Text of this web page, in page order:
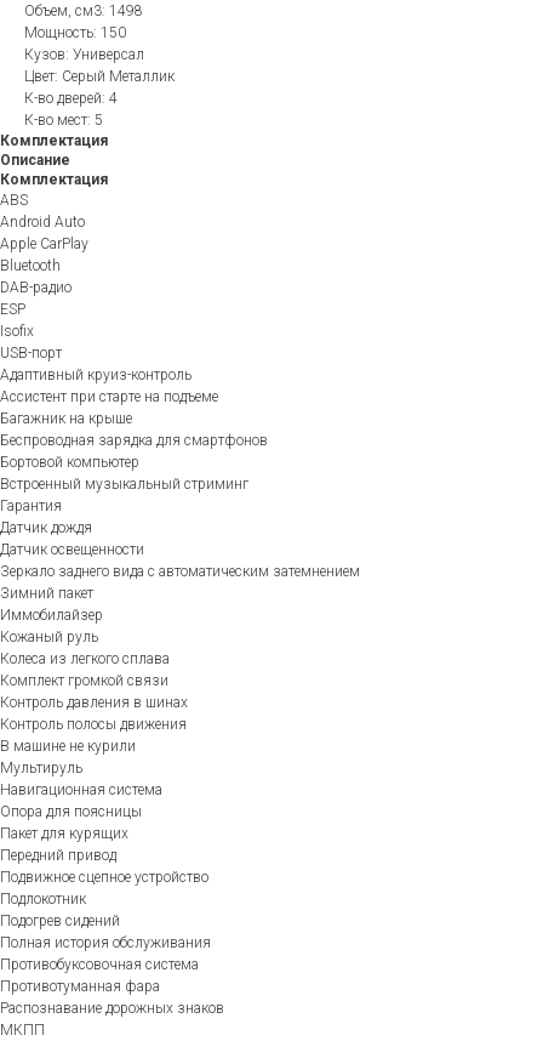
Объем, см3: 1498
Мощность: 150
Кузов: Универсал
Цвет: Серый Металлик
К-во дверей: 4
К-во мест: 5
Комплектация
Описание
Комплектация
ABS
Android Auto
Apple CarPlay
Bluetooth
DAB-радио
ESP
Isofix
USB-порт
Адаптивный круиз-контроль
Ассистент при старте на подъеме
Багажник на крыше
Беспроводная зарядка для смартфонов
Бортовой компьютер
Встроенный музыкальный стриминг
Гарантия
Датчик дождя
Датчик освещенности
Зеркало заднего вида с автоматическим затемнением
Зимний пакет
Иммобилайзер
Кожаный руль
Колеса из легкого сплава
Комплект громкой связи
Контроль давления в шинах
Контроль полосы движения
В машине не курили
Мультируль
Навигационная система
Опора для поясницы
Пакет для курящих
Передний привод
Подвижное сцепное устройство
Подлокотник
Подогрев сидений
Полная история обслуживания
Противобуксовочная система
Противотуманная фара
Распознавание дорожных знаков
МКПП